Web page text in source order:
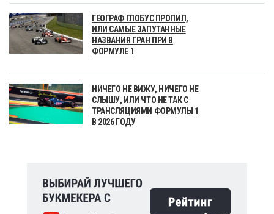
ГЕОГРАФ ГЛОБУС ПРОПИЛ,
ИЛИ САМЫЕ ЗАПУТАННЫЕ
НАЗВАНИЯ ГРАН ПРИ В
ФОРМУЛЕ 1
НИЧЕГО НЕ ВИЖУ, НИЧЕГО НЕ
СЛЫШУ, ИЛИ ЧТО НЕ ТАК С
ТРАНСЛЯЦИЯМИ ФОРМУЛЫ 1
В 2026 ГОДУ